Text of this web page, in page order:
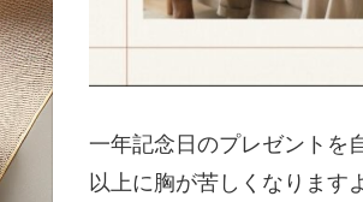
一年記念日のプレゼントを
以上に胸が苦しくなります